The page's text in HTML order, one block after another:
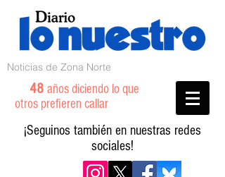
Noticias de Zona Norte
48 años diciendo lo que
otros prefieren callar
¡Seguinos también en nuestras redes
sociales!